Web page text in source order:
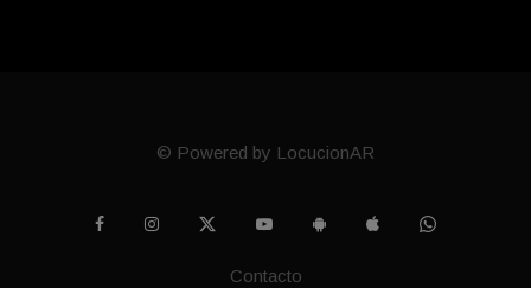
© Powered by LocucionAR
Contacto